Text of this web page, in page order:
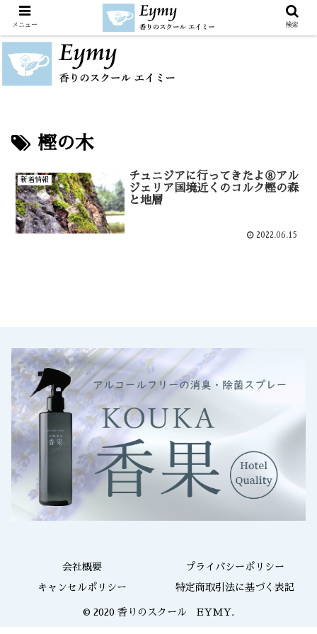
樫の木
新着情報
チュニジアに行ってきたよ⑧アル
ジェリア国境近くのコルク樫の森
と地層
2022.06.15
会社概要 プライバシーポリシー
キャンセルポリシー 特定商取引法に基づく表記
© 2020 香りのスクール EYMY.
メニュー 検索